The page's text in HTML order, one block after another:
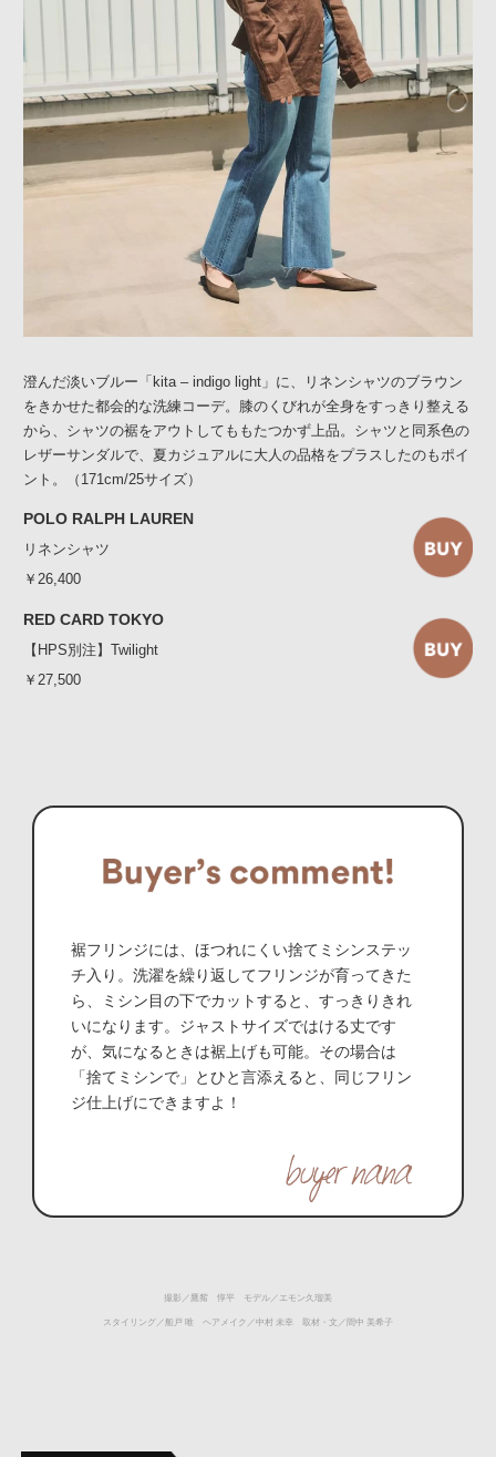
澄んだ淡いブルー「kita – indigo light」に、リネンシャツのブラウン
をきかせた都会的な洗練コーデ。膝のくびれが全身をすっきり整える
から、シャツの裾をアウトしてももたつかず上品。シャツと同系色の
レザーサンダルで、夏カジュアルに大人の品格をプラスしたのもポイ
ント。（171cm/25サイズ）
POLO RALPH LAUREN
リネンシャツ
￥26,400
RED CARD TOKYO
【HPS別注】Twilight
￥27,500
裾フリンジには、ほつれにくい捨てミシンステッ
チ入り。洗濯を繰り返してフリンジが育ってきた
ら、ミシン目の下でカットすると、すっきりきれ
いになります。ジャストサイズではける丈です
が、気になるときは裾上げも可能。その場合は
「捨てミシンで」とひと言添えると、同じフリン
ジ仕上げにできますよ！
撮影／鷹觜 惇平 モデル／エモン久瑠美
スタイリング／船戸 唯 ヘアメイク／中村 未幸 取材・文／間中 美希子